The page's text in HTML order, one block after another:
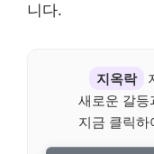
니다.
지옥락
새로운 갈등
지금 클릭